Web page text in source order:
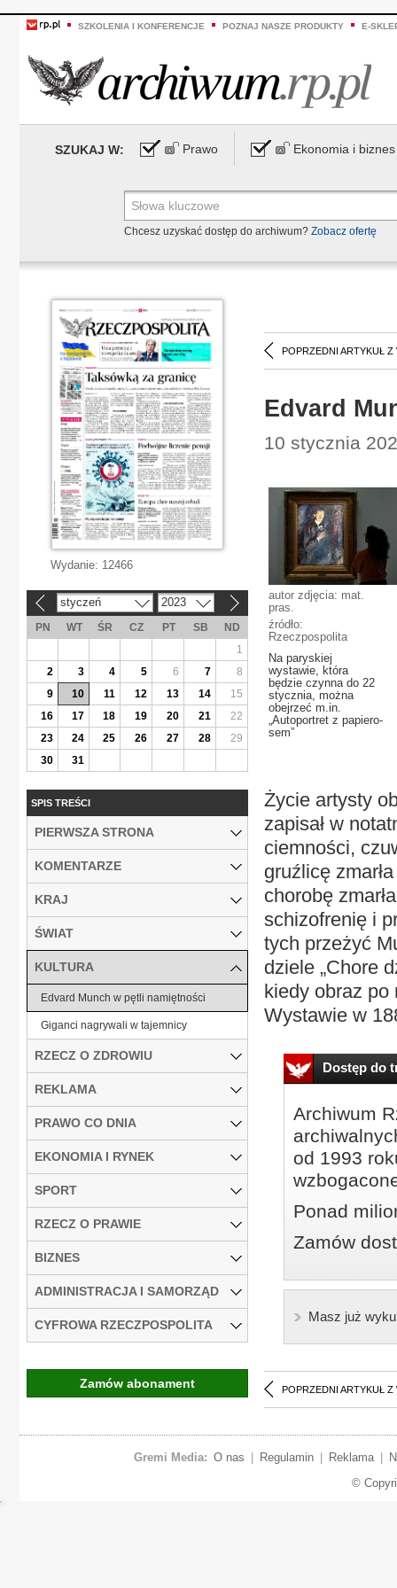
SZKOLENIA I KONFERENCJE POZNAJ NASZE PRODUKTY E-
SZUKAJ W: Prawo Ekonomia i biznes
Chcesz uzyskać dostęp do archiwum? Zobacz ofertę
POPRZEDNI ARTYKUŁ Z
Edvard
10 stycznia
autor zdjęcia: mat.
pras.
źródło:
Rzeczpospolita
Na paryskiej
wystawie, która
będzie czynna do 22
stycznia, można
obejrzeć m.in.
„Autoportret z papiero-
sem”
Życie artysty
zapisał w
ciemności,
gruźlicę
chorobę
schizofrenię i
tych przeżyć
dziele „Chore
kiedy obraz po
Wystawie w
Dostęp do
Archiwum
od 1993
Ponad
Zamów
Masz już
POPRZEDNI ARTYKUŁ Z
Wydanie: 12466
styczeń 2023
PN WT ŚR CZ PT SB
ND
1
2
3 4 5 6 7
8
9
10 11 12 13 14
15
16
17 18 19 20 21
22
23
24 25 26 27 28
29
30
31
SPIS TREŚCI
PIERWSZA STRONA
KOMENTARZE
KRAJ
ŚWIAT
KULTURA
Edvard Munch w pętli namiętności
Giganci nagrywali w tajemnicy
RZECZ O ZDROWIU
REKLAMA
PRAWO CO DNIA
EKONOMIA I RYNEK
SPORT
RZECZ O PRAWIE
BIZNES
ADMINISTRACJA I SAMORZĄD
CYFROWA RZECZPOSPOLITA
Zamów abonament
Gremi Media: O nas Regulamin Reklama
©